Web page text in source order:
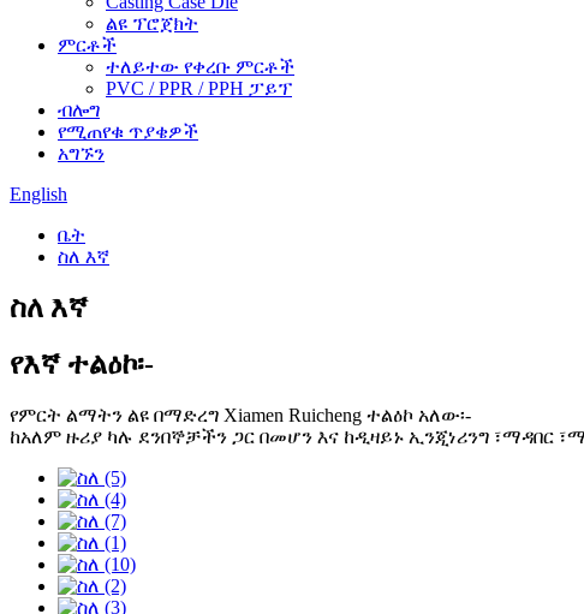
ልዩ ፕሮጀክት
ምርቶች
ተለይተው የቀረቡ ምርቶች
PVC / PPR / PPH ፓይፕ
ብሎግ
የሚጠየቁ ጥያቄዎች
አግኙን
English
ቤት
ስለ እኛ
ስለ እኛ
የእኛ ተልዕኮ፡-
የምርት ልማትን ልዩ በማድረግ Xiamen Ruicheng ተልዕኮ አለው፡-
ከአለም ዙሪያ ካሉ ደንበኞቻችን ጋር በመሆን እና ከዲዛይኑ ኢንጂነሪንግ